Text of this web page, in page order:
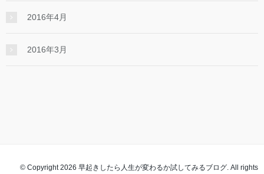
2016年4月
2016年3月
© Copyright 2026 早起きしたら人生が変わるか試してみるブログ. All rights